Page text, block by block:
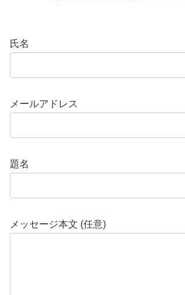
氏名
メールアドレス
題名
メッセージ本文 (任意)